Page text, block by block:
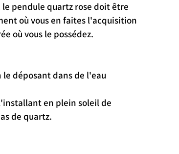
pendule quartz rose doit être
où vous en faites l'acquisition
où vous le possédez.
déposant dans de l'eau
en plein soleil de
de quartz.